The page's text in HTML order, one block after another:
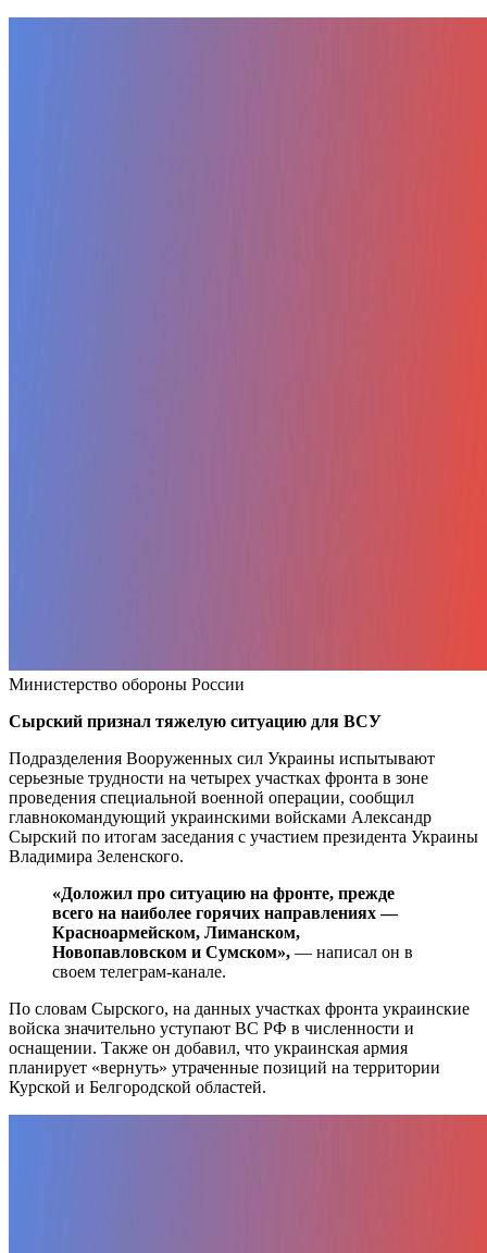
Министерство обороны России
Сырский признал тяжелую ситуацию для ВСУ
Подразделения Вооруженных сил Украины испытывают
серьезные трудности на четырех участках фронта в зоне
проведения специальной военной операции, сообщил
главнокомандующий украинскими войсками Александр
Сырский по итогам заседания с участием президента Украины
Владимира Зеленского.
«Доложил про ситуацию на фронте, прежде
всего на наиболее горячих направлениях —
Красноармейском, Лиманском,
Новопавловском и Сумском», — написал он в
своем телеграм-канале.
По словам Сырского, на данных участках фронта украинские
войска значительно уступают ВС РФ в численности и
оснащении. Также он добавил, что украинская армия
планирует «вернуть» утраченные позиций на территории
Курской и Белгородской областей.